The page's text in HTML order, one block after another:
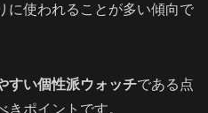
に使われることが多い傾向で
すい個性派ウォッチである点
ポイントです。